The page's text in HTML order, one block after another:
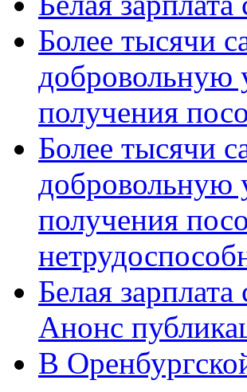
Более тысячи
добровольную
получения
Более тысячи
добровольную
получения
Белая
Анонс
В